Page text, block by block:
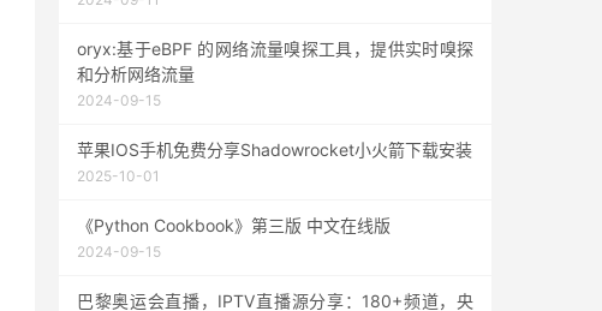
oryx:基于eBPF 的网络流量嗅探工具，提供实时嗅探
和分析网络流量
2024-09-15
苹果IOS手机免费分享Shadowrocket小火箭下载安装
2025-10-01
《Python Cookbook》第三版 中文在线版
2024-09-15
巴黎奥运会直播，IPTV直播源分享：180+频道，央